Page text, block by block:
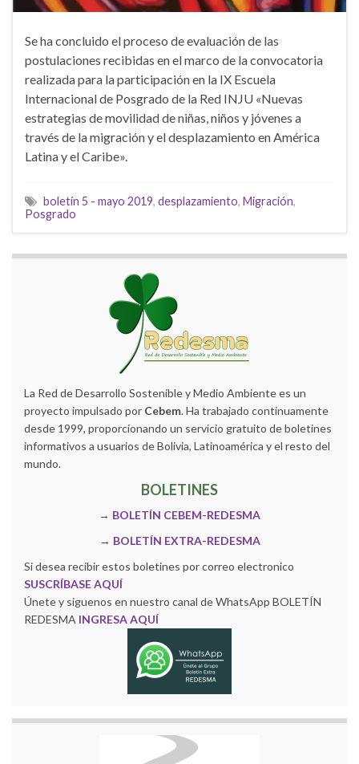
Se ha concluido el proceso de evaluación de las
postulaciones recibidas en el marco de la convocatoria
realizada para la participación en la IX Escuela
Internacional de Posgrado de la Red INJU «Nuevas
estrategias de movilidad de niñas, niños y jóvenes a
través de la migración y el desplazamiento en América
Latina y el Caribe».
boletín 5 - mayo 2019, desplazamiento, Migración,
Posgrado
La Red de Desarrollo Sostenible y Medio Ambiente es un
proyecto impulsado por Cebem. Ha trabajado continuamente
desde 1999, proporcionando un servicio gratuito de boletines
informativos a usuarios de Bolivia, Latinoamérica y el resto del
mundo.
BOLETINES
→ BOLETÍN CEBEM-REDESMA
→ BOLETÍN EXTRA-REDESMA
Si desea recibir estos boletines por correo electronico
SUSCRÍBASE AQUÍ
Únete y siguenos en nuestro canal de WhatsApp BOLETÍN
REDESMA INGRESA AQUÍ